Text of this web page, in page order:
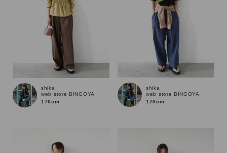
キーワード
shika
web store BINGOYA
170cm
shika
web store BINGOYA
170cm